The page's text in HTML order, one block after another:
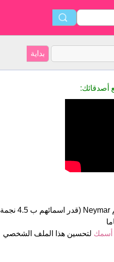
أصدقائك:
Neymar هو اسم للبنين على موقعنا 32 الأشخاص بأسم Neymar (قدر اسمائهم ب 4.5 نجمة
لتحسين هذا الملف الشخصي